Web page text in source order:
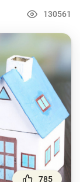
130561
785